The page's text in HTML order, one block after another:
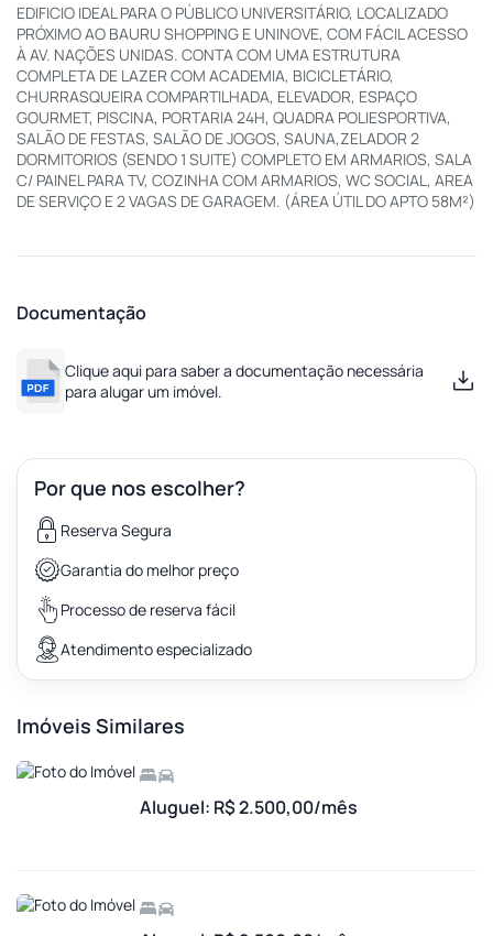
EDIFICIO IDEAL PARA O PÚBLICO UNIVERSITÁRIO, LOCALIZADO
PRÓXIMO AO BAURU SHOPPING E UNINOVE, COM FÁCIL ACESSO
À AV. NAÇÕES UNIDAS. CONTA COM UMA ESTRUTURA
COMPLETA DE LAZER COM ACADEMIA, BICICLETÁRIO,
CHURRASQUEIRA COMPARTILHADA, ELEVADOR, ESPAÇO
GOURMET, PISCINA, PORTARIA 24H, QUADRA POLIESPORTIVA,
SALÃO DE FESTAS, SALÃO DE JOGOS, SAUNA,ZELADOR 2
DORMITORIOS (SENDO 1 SUITE) COMPLETO EM ARMARIOS, SALA
C/ PAINEL PARA TV, COZINHA COM ARMARIOS, WC SOCIAL, AREA
DE SERVIÇO E 2 VAGAS DE GARAGEM. (ÁREA ÚTIL DO APTO 58M²)
Documentação
Clique aqui para saber a documentação necessária
para alugar um imóvel.
Por que nos escolher?
Reserva Segura
Garantia do melhor preço
Processo de reserva fácil
Atendimento especializado
Imóveis Similares
Aluguel: R$ 2.500,00/mês